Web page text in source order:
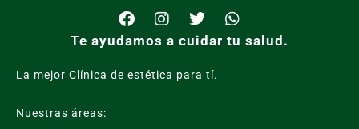
Te ayudamos a cuidar tu salud.
La mejor Clínica de estética para tí.
Nuestras áreas: